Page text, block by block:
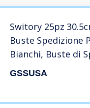
Switory 25pz
Buste Spedizione
Bianchi, Buste di
Buste Postali
GSSUSA